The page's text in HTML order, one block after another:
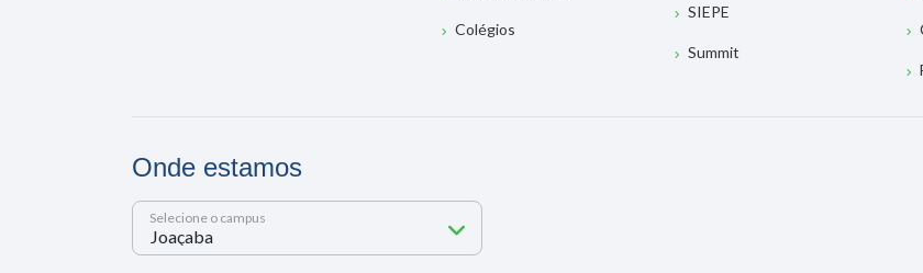
Colégios
SIEPE
Summit
Onde estamos
Selecione o campus